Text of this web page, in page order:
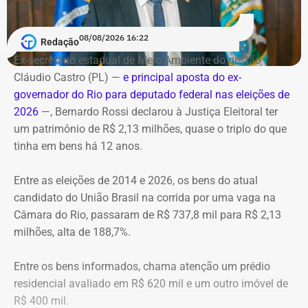
Debate entre candidatos ao governo do estado do Rio de
Janeiro
Data: domingo, 09 de agosto de 2026
Horário: 20h
Transmissão: Canal Band, BandNews FM e YouTube do
TEMPO REAL
Pré-hora: 19h, com cobertura especial pelo YouTube do
TEMPO REAL
alastraram pela mata. De acordo com o Corpo de
Bombeiros, agentes especializados em combate a
incêndios florestais foram mobilizados e conseguiram
controlar o fogo.
A operação mobilizou cerca de 40 militares, 11 viaturas e
4 unidades operacionais.
Redação08/08/2026 16:22
Ex-secretário estadual de Meio Ambiente do gestão
Cláudio Castro (PL) — e principal aposta do ex-
governador do Rio para deputado federal nas eleições de
2026 —, Bernardo Rossi declarou à Justiça Eleitoral ter
um patrimônio de R$ 2,13 milhões, quase o triplo do que
tinha em bens há 12 anos.
Entre as eleições de 2014 e 2026, os bens do atual
candidato do União Brasil na corrida por uma vaga na
Câmara do Rio, passaram de R$ 737,8 mil para R$ 2,13
milhões, alta de 188,7%.
Entre os bens informados, chama atenção um prédio
residencial avaliado em R$ 620 mil e um outro imóvel de
R$ 400 mil.